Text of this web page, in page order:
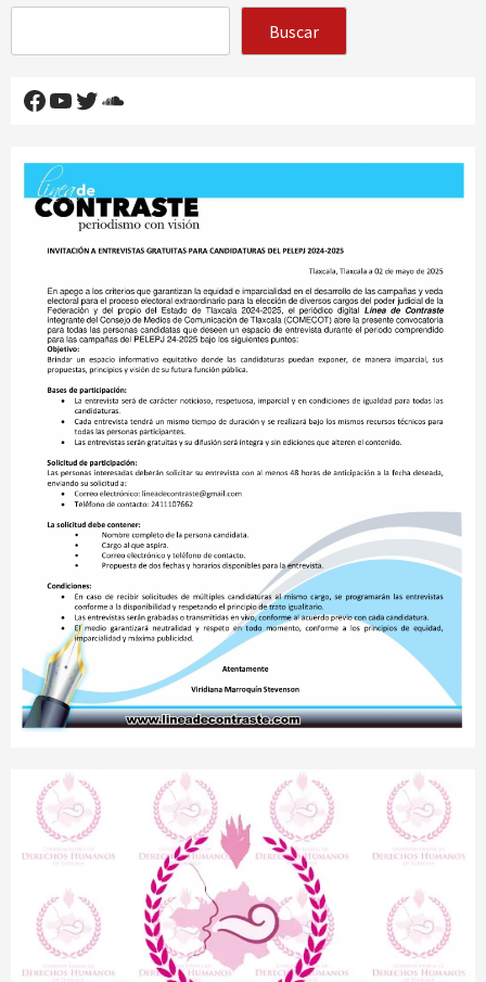
Buscar
Facebook
YouTube
Twitter
SoundCloud